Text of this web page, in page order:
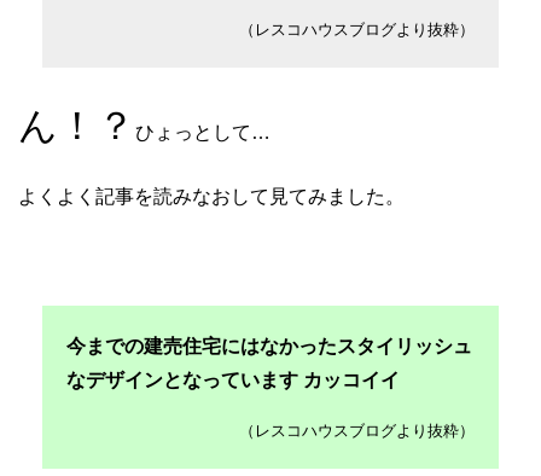
（レスコハウスブログより抜粋）
ん！？ ひょっとして…
よくよく記事を読みなおして見てみました。
今までの建売住宅にはなかったスタイリッシュ
なデザインとなっています カッコイイ
（レスコハウスブログより抜粋）